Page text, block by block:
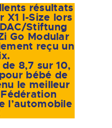
résultats
X1 I-Size lors
Stiftung
Go Modular
reçu un
8,7 sur 10,
bébé de
le meilleur
l’automobile